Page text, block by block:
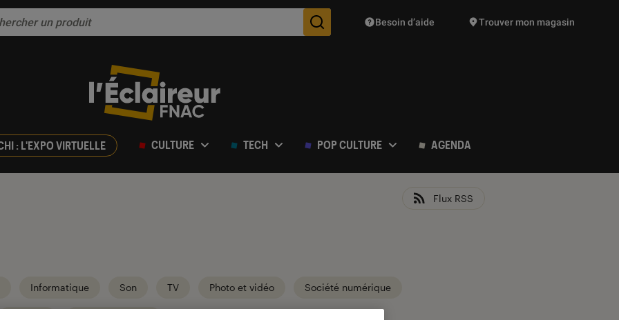
Des suggestions de produits vont vous être proposées
Besoin d’aide Trouver mon magasin
: L'EXPO VIRTUELLE CULTURE TECH POP CULTURE AGENDA
Flux RSS
Informatique Son TV Photo et vidéo Société numérique